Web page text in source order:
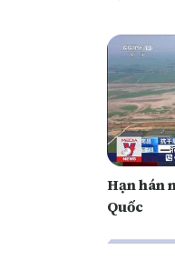
Hạn hán
Quốc